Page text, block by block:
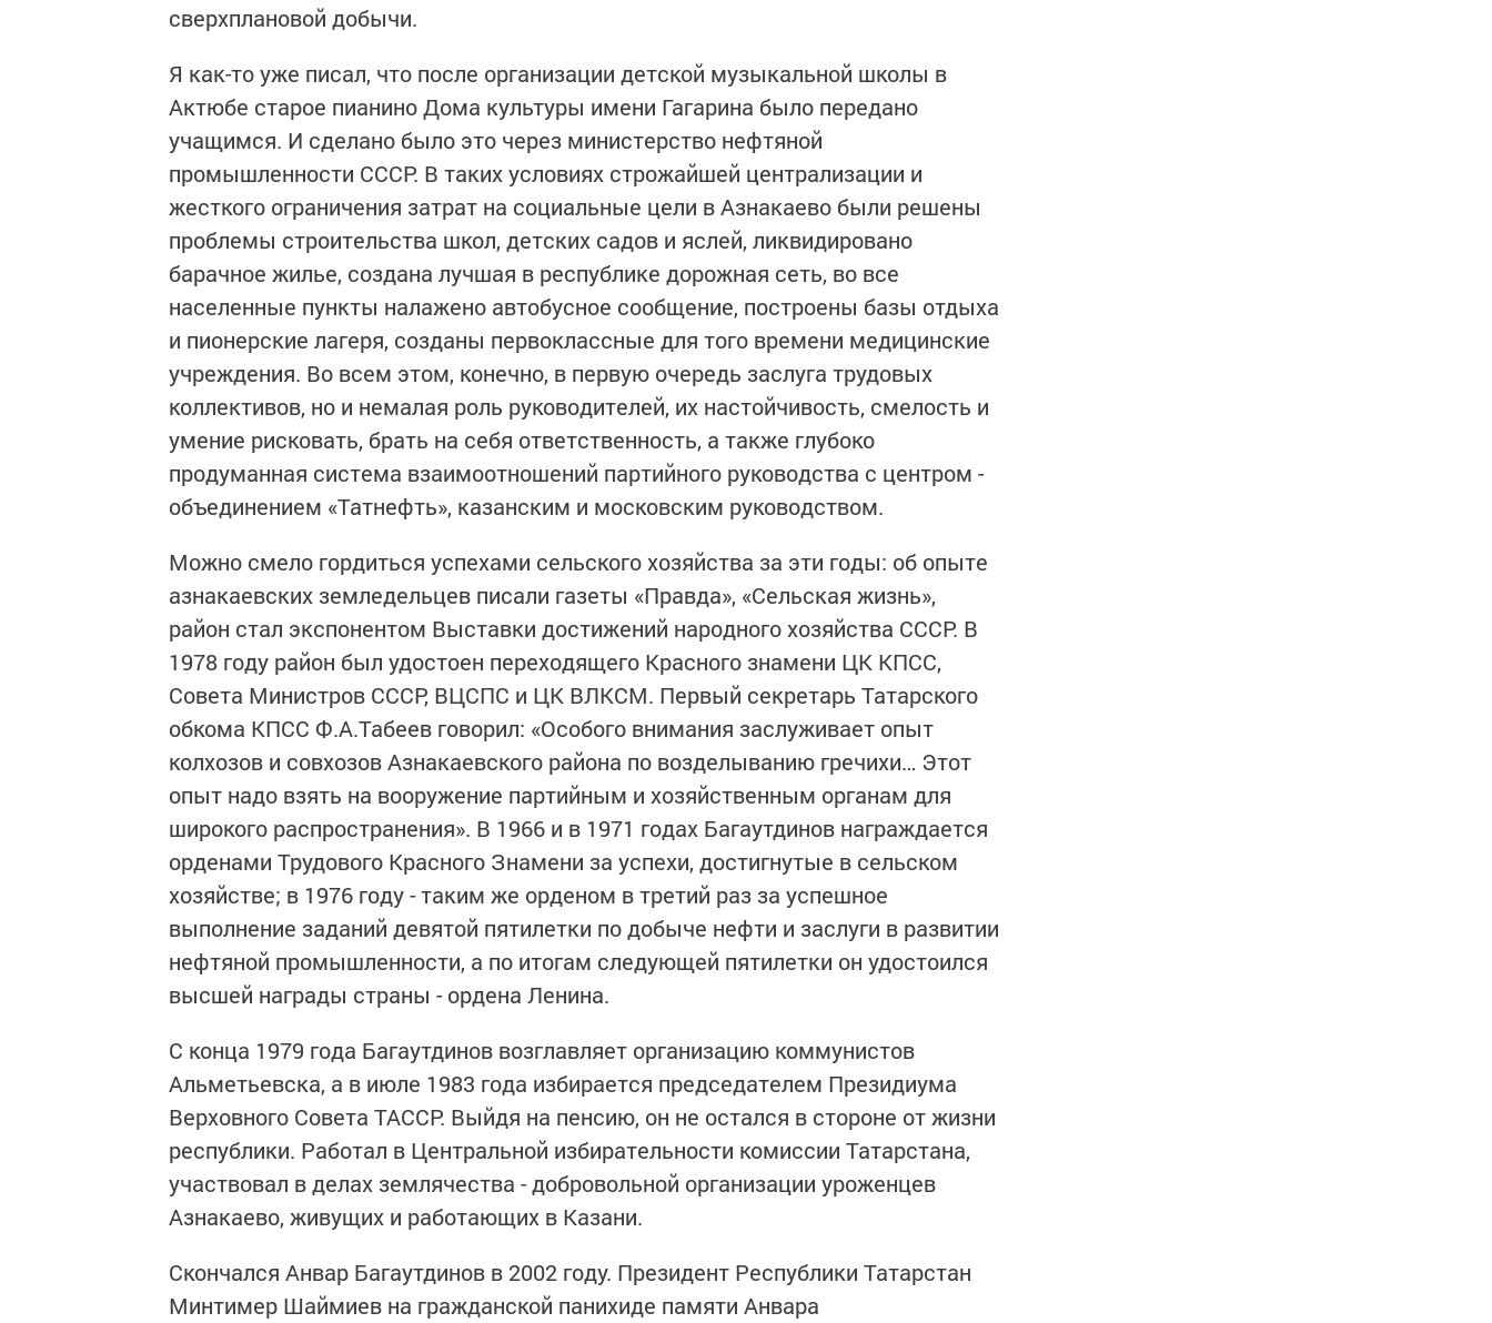
сверхплановой добычи.
Я как-то уже писал, что после организации детской музыкальной школы в
Актюбе старое пианино Дома культуры имени Гагарина было передано
учащимся. И сделано было это через министерство нефтяной
промышленности СССР. В таких условиях строжайшей централизации и
жесткого ограничения затрат на социальные цели в Азнакаево были решены
проблемы строительства школ, детских садов и яслей, ликвидировано
барачное жилье, создана лучшая в республике дорожная сеть, во все
населенные пункты налажено автобусное сообщение, построены базы отдыха
и пионерские лагеря, созданы первоклассные для того времени медицинские
учреждения. Во всем этом, конечно, в первую очередь заслуга трудовых
коллективов, но и немалая роль руководителей, их настойчивость, смелость и
умение рисковать, брать на себя ответственность, а также глубоко
продуманная система взаимоотношений партийного руководства с центром -
объединением «Татнефть», казанским и московским руководством.
Можно смело гордиться успехами сельского хозяйства за эти годы: об опыте
азнакаевских земледельцев писали газеты «Правда», «Сельская жизнь»,
район стал экспонентом Выставки достижений народного хозяйства СССР. В
1978 году район был удостоен переходящего Красного знамени ЦК КПСС,
Совета Министров СССР, ВЦСПС и ЦК ВЛКСМ. Первый секретарь Татарского
обкома КПСС Ф.А.Табеев говорил: «Особого внимания заслуживает опыт
колхозов и совхозов Азнакаевского района по возделыванию гречихи… Этот
опыт надо взять на вооружение партийным и хозяйственным органам для
широкого распространения». В 1966 и в 1971 годах Багаутдинов награждается
орденами Трудового Красного Знамени за успехи, достигнутые в сельском
хозяйстве; в 1976 году - таким же орденом в третий раз за успешное
выполнение заданий девятой пятилетки по добыче нефти и заслуги в развитии
нефтяной промышленности, а по итогам следующей пятилетки он удостоился
высшей награды страны - ордена Ленина.
С конца 1979 года Багаутдинов возглавляет организацию коммунистов
Альметьевска, а в июле 1983 года избирается председателем Президиума
Верховного Совета ТАССР. Выйдя на пенсию, он не остался в стороне от жизни
республики. Работал в Центральной избирательности комиссии Татарстана,
участвовал в делах землячества - добровольной организации уроженцев
Азнакаево, живущих и работающих в Казани.
Скончался Анвар Багаутдинов в 2002 году. Президент Республики Татарстан
Минтимер Шаймиев на гражданской панихиде памяти Анвара